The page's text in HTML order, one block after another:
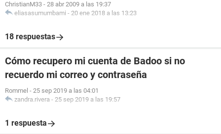
ChristianM33 - 28 abr 2009 a las 19:37
eliasasumumbami - 20 ene 2018 a las 13:23
18 respuestas
Cómo recupero mi cuenta de Badoo si no
recuerdo mi correo y contraseña
Rommel - 25 sep 2019 a las 04:01
zandra.rivera - 25 sep 2019 a las 19:57
1 respuesta